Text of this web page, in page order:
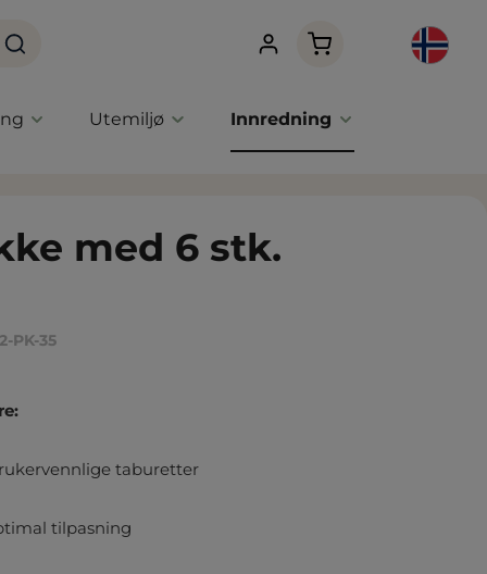
Handlekurven
Utemiljø Innredning
med 6 stk.
PK-35
taburetter
tilpasning